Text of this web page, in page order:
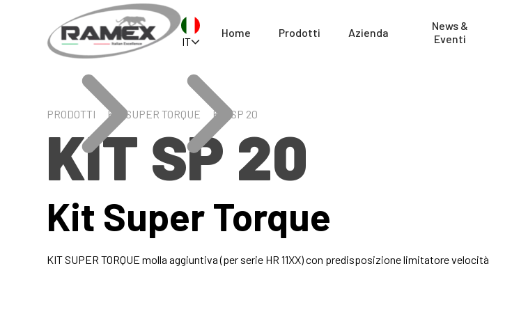
IT
Home Prodotti Azienda
News &
Eventi
PRODOTTI KIT SUPER TORQUE KIT SP 20
KIT SP 20
Kit Super Torque
KIT SUPER TORQUE molla aggiuntiva (per serie HR 11XX) con predisposizione limitatore velocità